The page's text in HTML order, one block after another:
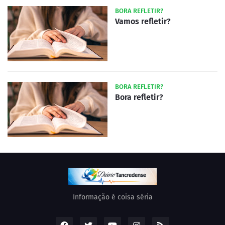
BORA REFLETIR?
Vamos refletir?
BORA REFLETIR?
Bora refletir?
Informação é coisa séria